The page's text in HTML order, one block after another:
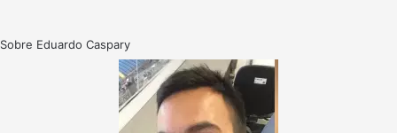
Sobre Eduardo Caspary